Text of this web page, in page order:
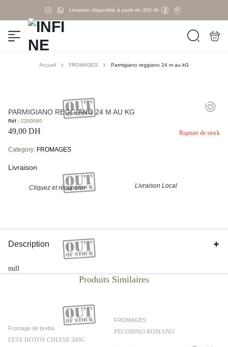
Livraison disponible à partir de 300 dh
Accueil FROMAGES Parmigiano reggiano 24 m au kG
PARMIGIANO REGGIANO 24 M AU KG
Réf : 2200060
49,00 DH Rupture de stock
Category: FROMAGES
Livraison
Cliquez et récupérer Livraison Local
Description
null
Fromage de brebis
FETA HOTOS CHEESE 200G
FROMAGES
PECORINO ROMANO